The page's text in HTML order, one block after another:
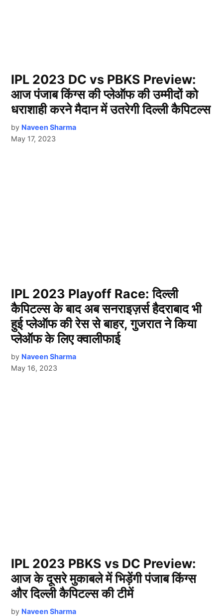
IPL 2023 DC vs PBKS Preview:
आज पंजाब किंग्स की प्लेऑफ की उम्मीदों को
धराशाही करने मैदान में उतरेगी दिल्ली कैपिटल्स
by Naveen Sharma
May 17, 2023
IPL 2023 Playoff Race: दिल्ली
कैपिटल्स के बाद अब सनराइज़र्स हैदराबाद भी
हुई प्लेऑफ की रेस से बाहर, गुजरात ने किया
प्लेऑफ के लिए क्वालीफाई
by Naveen Sharma
May 16, 2023
IPL 2023 PBKS vs DC Preview:
आज के दूसरे मुकाबले में भिड़ेंगी पंजाब किंग्स
और दिल्ली कैपिटल्स की टीमें
by Naveen Sharma